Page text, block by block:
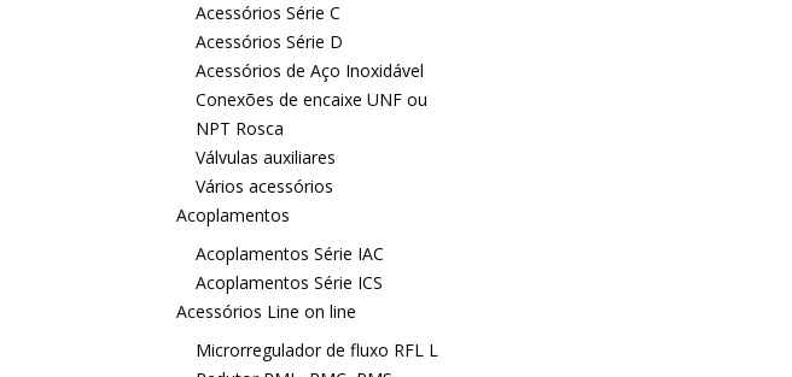
Acessórios Série C
Acessórios Série D
Acessórios de Aço Inoxidável
Conexões de encaixe UNF ou
NPT Rosca
Válvulas auxiliares
Vários acessórios
Acoplamentos
Acoplamentos Série IAC
Acoplamentos Série ICS
Acessórios Line on line
Microrregulador de fluxo RFL L